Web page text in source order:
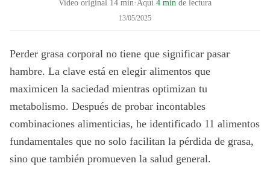
Video original 14 min·Aquí 4 min de lectura
13/05/2025
Perder grasa corporal no tiene que significar pasar
hambre. La clave está en elegir alimentos que
maximicen la saciedad mientras optimizan tu
metabolismo. Después de probar incontables
combinaciones alimenticias, he identificado 11 alimentos
fundamentales que no solo facilitan la pérdida de grasa,
sino que también promueven la salud general.